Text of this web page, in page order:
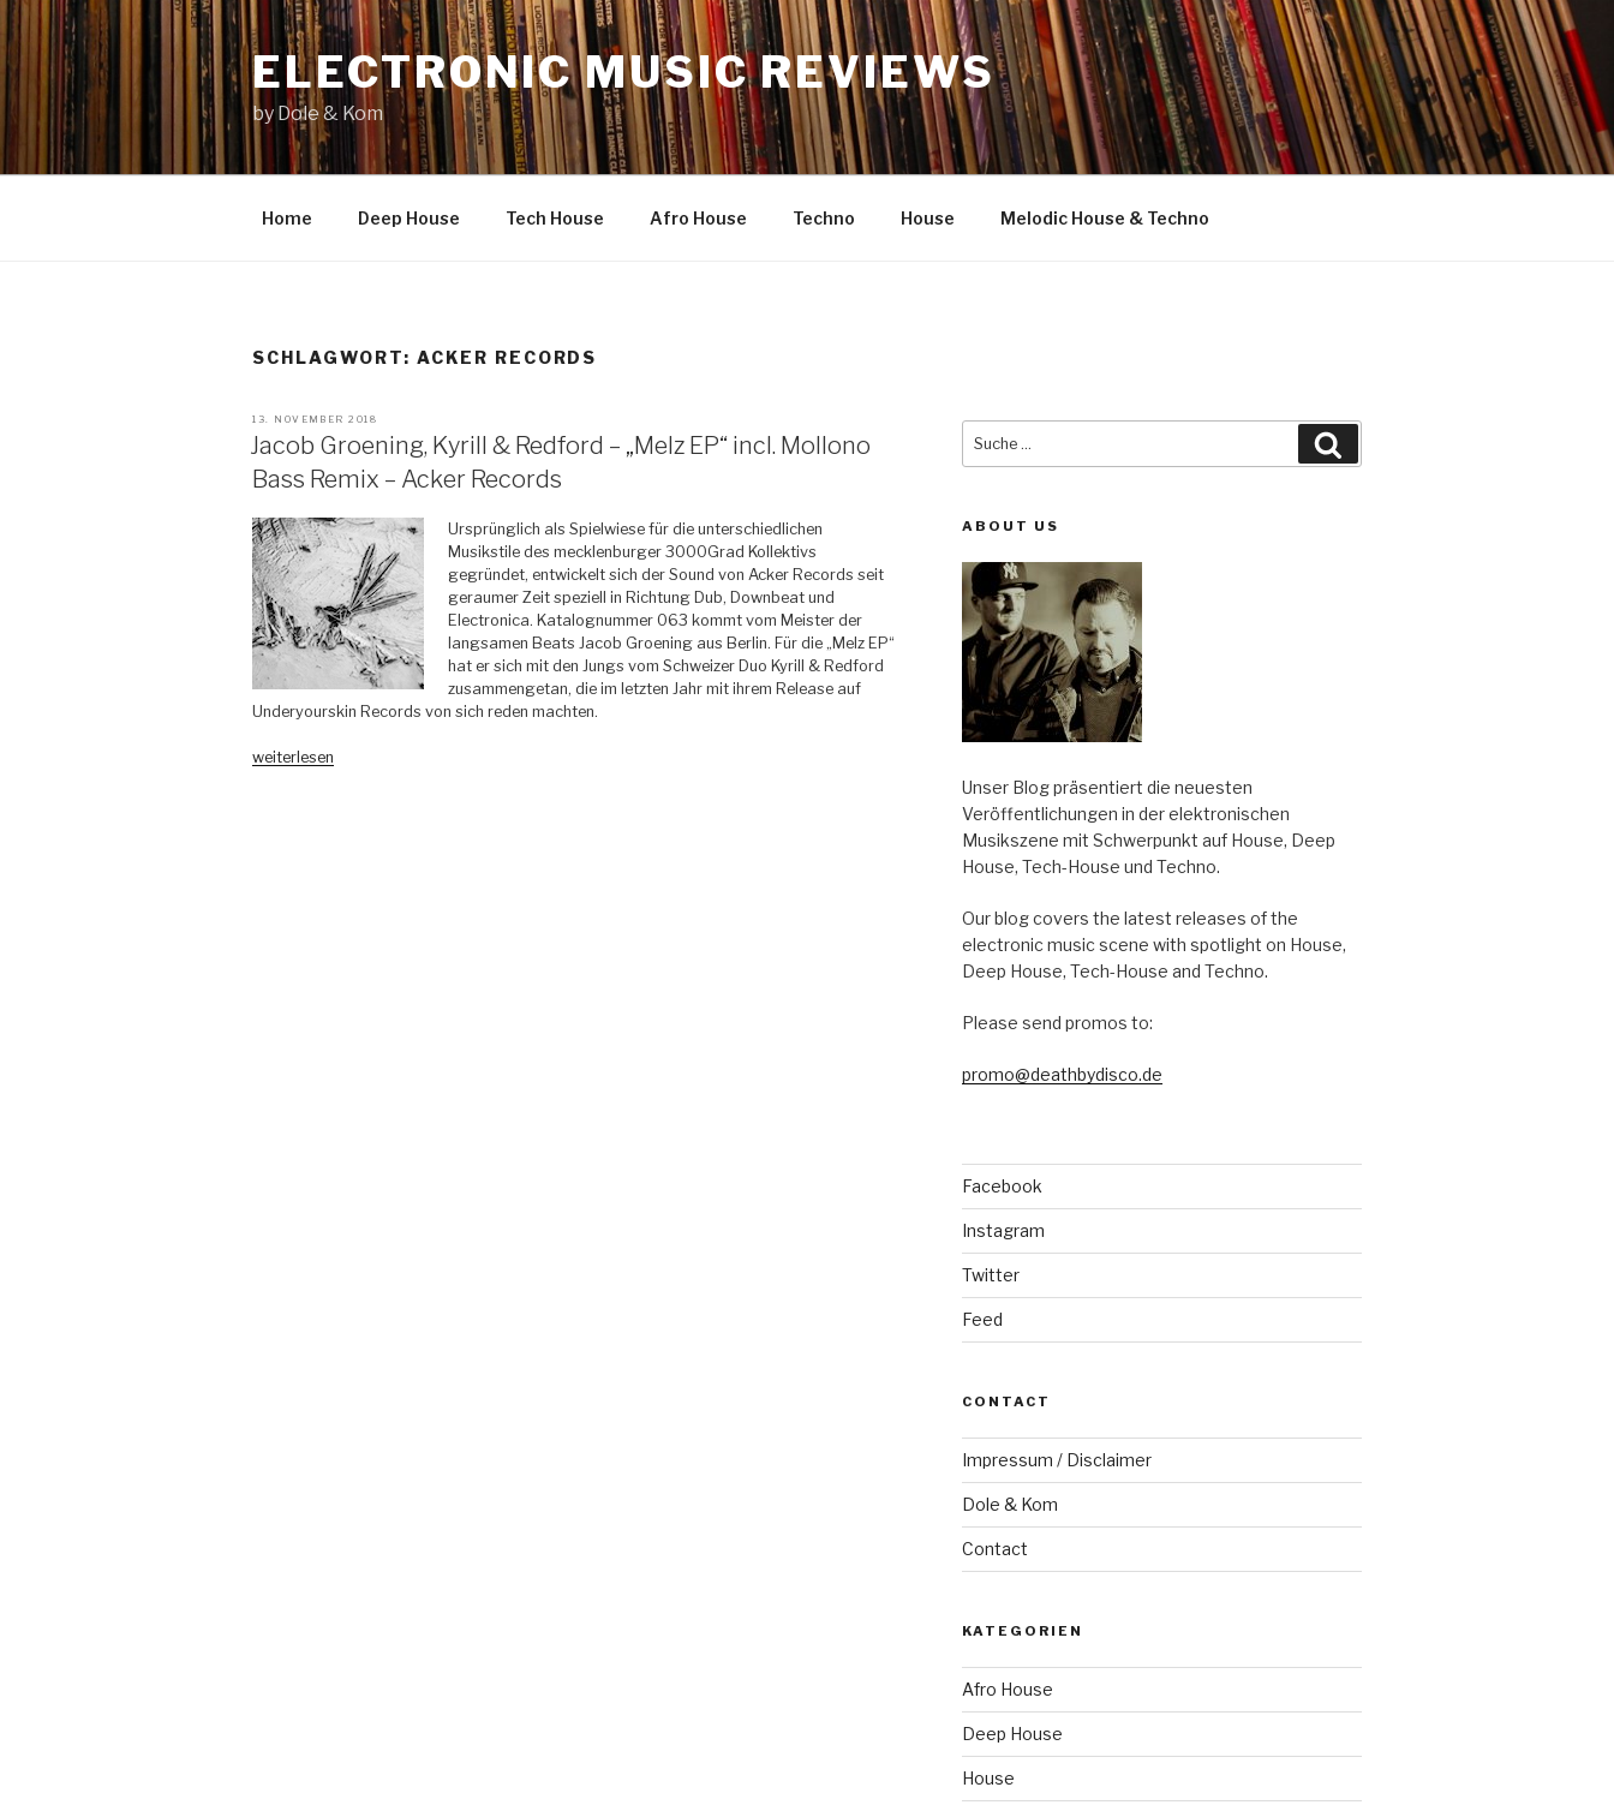
springen
ELECTRONIC MUSIC REVIEWS
by Dole & Kom
Home Deep House Tech House Afro House Techno House Melodic House & Techno
SCHLAGWORT: ACKER RECORDS
VERÖFFENTLICHT
AM
13. NOVEMBER 2018
Jacob Groening, Kyrill & Redford – „Melz EP“ incl. Mollono
Bass Remix – Acker Records
Ursprünglich als Spielwiese für die unterschiedlichen
Musikstile des mecklenburger 3000Grad Kollektivs
gegründet, entwickelt sich der Sound von Acker Records seit
geraumer Zeit speziell in Richtung Dub, Downbeat und
Electronica. Katalognummer 063 kommt vom Meister der
langsamen Beats Jacob Groening aus Berlin. Für die „Melz EP“
hat er sich mit den Jungs vom Schweizer Duo Kyrill & Redford
zusammengetan, die im letzten Jahr mit ihrem Release auf
Underyourskin Records von sich reden machten.
„Jacob
weiterlesen
Suche
ABOUT US
Unser Blog präsentiert die neuesten
Veröffentlichungen in der elektronischen
Musikszene mit Schwerpunkt auf House, Deep
House, Tech-House und Techno.
Our blog covers the latest releases of the
electronic music scene with spotlight on House,
Deep House, Tech-House and Techno.
Please send promos to:
promo@deathbydisco.de
Facebook
Instagram
Twitter
Feed
CONTACT
Impressum / Disclaimer
Dole & Kom
Contact
KATEGORIEN
Afro House
Deep House
House